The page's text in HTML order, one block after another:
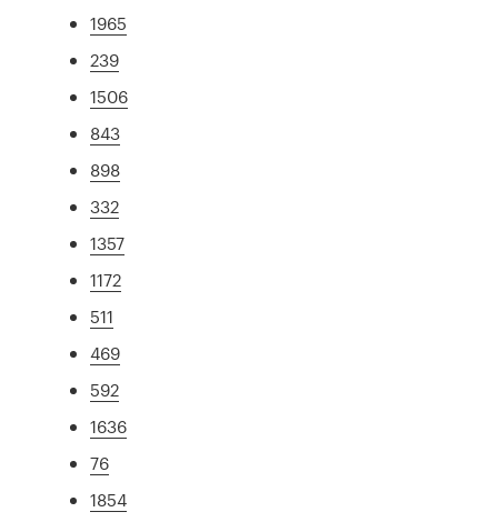
1965
239
1506
843
898
332
1357
1172
511
469
592
1636
76
1854